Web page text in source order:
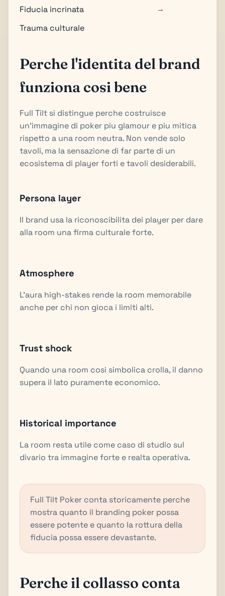
Fiducia incrinata →
Trauma culturale
Perche l'identita del brand
funziona cosi bene
Full Tilt si distingue perche costruisce
un'immagine di poker piu glamour e piu mitica
rispetto a una room neutra. Non vende solo
tavoli, ma la sensazione di far parte di un
ecosistema di player forti e tavoli desiderabili.
Persona layer
Il brand usa la riconoscibilita dei player per dare
alla room una firma culturale forte.
Atmosphere
L'aura high-stakes rende la room memorabile
anche per chi non gioca i limiti alti.
Trust shock
Quando una room cosi simbolica crolla, il danno
supera il lato puramente economico.
Historical importance
La room resta utile come caso di studio sul
divario tra immagine forte e realta operativa.
Full Tilt Poker conta storicamente perche
mostra quanto il branding poker possa
essere potente e quanto la rottura della
fiducia possa essere devastante.
Perche il collasso conta